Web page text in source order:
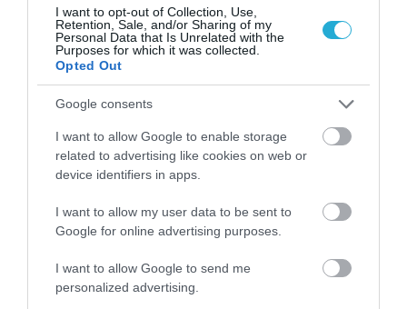
I want to opt-out of Collection, Use,
Retention, Sale, and/or Sharing of my
Personal Data that Is Unrelated with the
Purposes for which it was collected.
Opted Out
Google consents
I want to allow Google to enable storage
related to advertising like cookies on web or
device identifiers in apps.
I want to allow my user data to be sent to
Google for online advertising purposes.
I want to allow Google to send me
personalized advertising.
μοιάζει ιδανικό φινάλε με ντόπιο χαρακτήρα.
Το ίδιο και μία επιλογή από ταπολλά
παραδοσιακά γλυκά των Παριανών,
τα ξεροτήγανα, ένα είδος δίπλας δηλαδή, τα
τσιμπητά, γλυκά μυζηθροπιτάκια με κανέλα
και αρώματα εσπεριδοειδών, τα ραφιόλια
αλλά και ο υδραίικος ζαχαρομπακλαβάς, ένας
μπακλαβάς χωρίς φύλλα, με πολλά αμύγδαλα,
τριμμένο παξιμάδι, βανίλια και κανέλα, ο
οποίος παίρνει το όνομά του από την άχνη